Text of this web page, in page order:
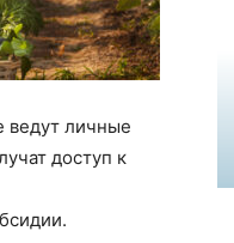
ведут личные
доступ к